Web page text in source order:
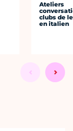
Ateliers
clubs de
en italien